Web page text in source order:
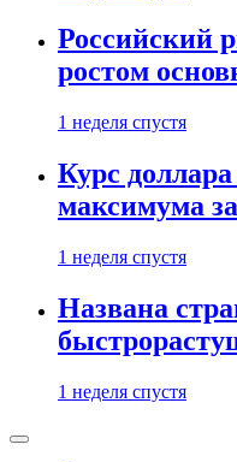
Российский
ростом
1 неделя спустя
Курс
максимума
1 неделя спустя
Названа
1 неделя спустя